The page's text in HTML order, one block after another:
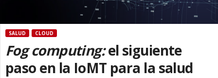
SALUD CLOUD
Fog computing:el siguiente
paso en la IoMT para la salud